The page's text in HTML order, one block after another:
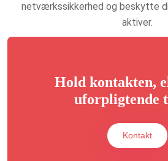
netværkssikkerhed og beskytte
aktiver.
Hold kontakten,
uforpligtende
Kontakt